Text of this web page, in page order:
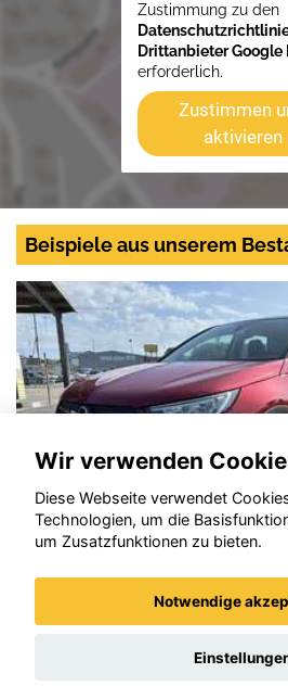
Zustimmung zu den
Drittanbieter Google
erforderlich.
Zustimmen
aktivieren
Beispiele aus unserem
Opel Grandland X
Wir verwenden
Diese Webseite verwendet
Technologien, um die
um Zusatzfunktionen zu bieten.
Notwendige